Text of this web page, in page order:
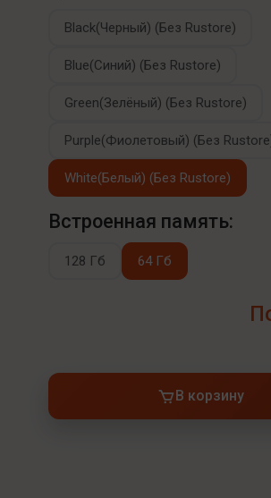
Black(Черный) (Без Rustore)
Blue(Синий) (Без Rustore)
Green(Зелёный) (Без Rustore)
Purple(Фиолетовый) (Без
White(Белый) (Без Rustore)
Встроенная память:
128 Гб 64 Гб
В корзину